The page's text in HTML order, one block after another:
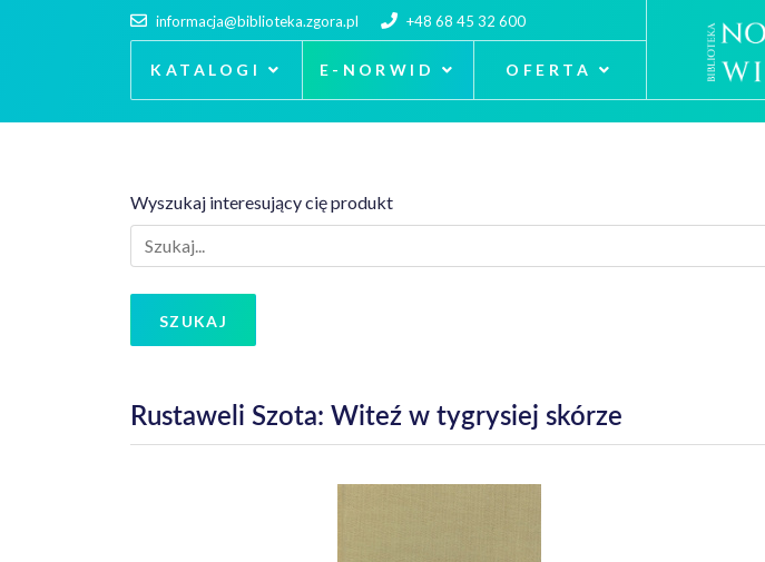
informacja@biblioteka.zgora.pl +48 68 45 32 600
KATALOGI E-NORWID OFERTA
Wyszukaj interesujący cię produkt
SZUKAJ
Rustaweli Szota: Witeź w tygrysiej skórze